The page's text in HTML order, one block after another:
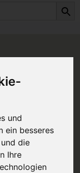
und
ein besseres
die
Ihre